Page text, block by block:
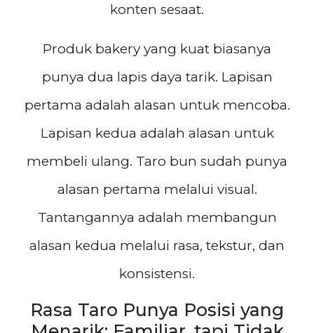
konten sesaat.
Produk bakery yang kuat biasanya
punya dua lapis daya tarik. Lapisan
pertama adalah alasan untuk mencoba.
Lapisan kedua adalah alasan untuk
membeli ulang. Taro bun sudah punya
alasan pertama melalui visual.
Tantangannya adalah membangun
alasan kedua melalui rasa, tekstur, dan
konsistensi.
Rasa Taro Punya Posisi yang